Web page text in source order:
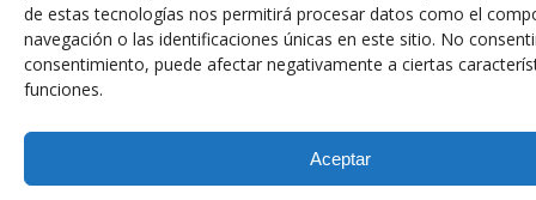
de estas tecnologías nos permitirá procesar datos como el
navegación o las identificaciones únicas en este sitio. No
consentimiento, puede afectar negativamente a ciertas
funciones.
Aceptar